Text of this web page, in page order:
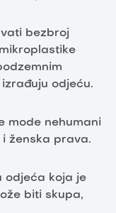
bezbroj
odjeću.
mode nehumani
ženska prava.
odjeća koja je
biti skupa,